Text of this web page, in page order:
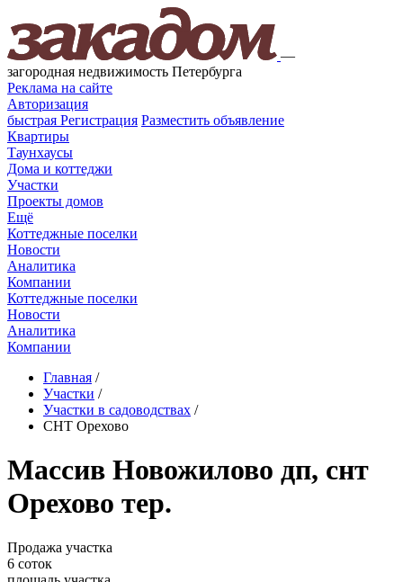
—
загородная недвижимость Петербурга
Реклама на сайте
Авторизация
быстрая Регистрация Разместить объявление
Квартиры
Таунхаусы
Дома и коттеджи
Участки
Проекты домов
Ещё
Коттеджные поселки
Новости
Аналитика
Компании
Коттеджные поселки
Новости
Аналитика
Компании
Главная /
Участки /
Участки в садоводствах /
СНТ Орехово
Массив Новожилово дп, снт
Орехово тер.
Продажа участка
6 соток